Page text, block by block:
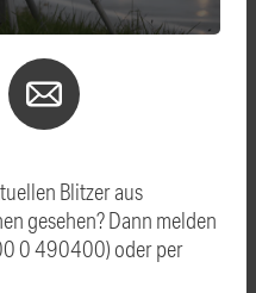
Blitzer aus
gesehen? Dann melden
0 490400) oder per